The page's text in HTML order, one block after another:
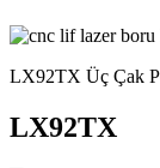
LX92TX Üç Çak
LX92TX